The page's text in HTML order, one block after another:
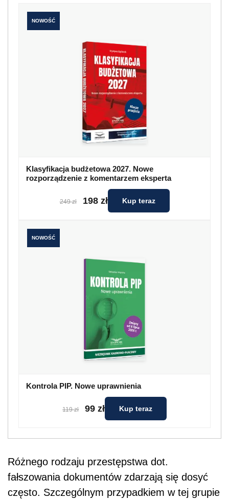
NOWOŚĆ
Klasyfikacja budżetowa 2027. Nowe
rozporządzenie z komentarzem eksperta
249 zł 198 zł Kup teraz
NOWOŚĆ
Kontrola PIP. Nowe uprawnienia
119 zł 99 zł Kup teraz
Różnego rodzaju przestępstwa dot.
fałszowania dokumentów zdarzają się dosyć
często. Szczególnym przypadkiem w tej grupie